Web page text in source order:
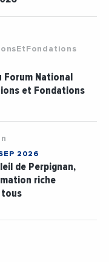
Forum National
et Fondations
2026
de Perpignan,
riche
tous